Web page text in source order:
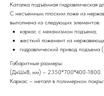
Каталка подъёмная гидравлическая
С несъемным плоским ложе из
выполнена из следующих элементов:
каркас с механизмом подъема;
жесткий ложемент из
гидравлический привод подъема
Габаритные размеры:
(ДхШхВ, мм) – 2350*700*400-1800.
Каркас – металл в полимерном